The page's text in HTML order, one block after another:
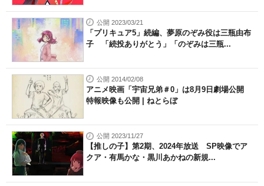
公開 2023/03/21
「プリキュア5」続編、夢原のぞみ役は三瓶由布
子 「続投ありがとう」「のぞみは三瓶...
公開 2014/02/08
アニメ映画「宇宙兄弟＃0」は8月9日劇場公開
特報映像も公開 | ねとらぼ
公開 2023/11/27
【推しの子】第2期、2024年放送 SP映像でア
クア・有馬かな・黒川あかねの新規...